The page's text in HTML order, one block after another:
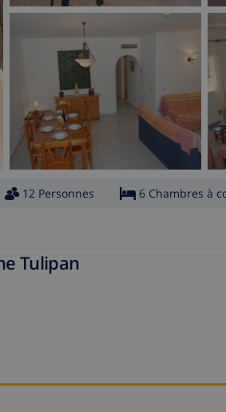
12 Personnes 6 Chambres à
Tulipan